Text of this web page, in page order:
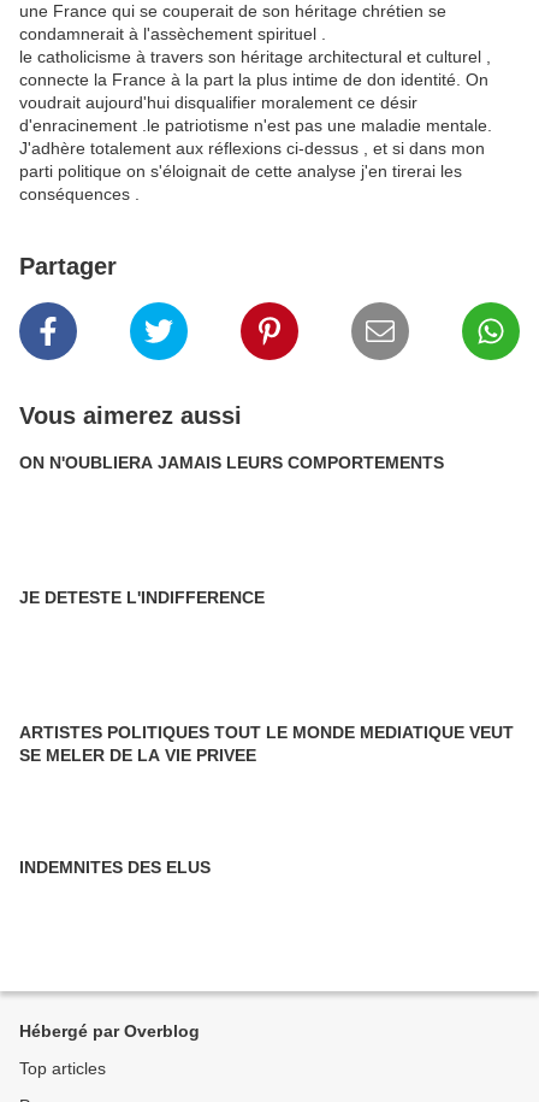
une France qui se couperait de son héritage chrétien se
condamnerait à l'assèchement spirituel .
le catholicisme à travers son héritage architectural et culturel ,
connecte la France à la part la plus intime de don identité. On
voudrait aujourd'hui disqualifier moralement ce désir
d'enracinement .le patriotisme n'est pas une maladie mentale.
J'adhère totalement aux réflexions ci-dessus , et si dans mon
parti politique on s'éloignait de cette analyse j'en tirerai les
conséquences .
Partager
Vous aimerez aussi
ON N'OUBLIERA JAMAIS LEURS COMPORTEMENTS
JE DETESTE L'INDIFFERENCE
ARTISTES POLITIQUES TOUT LE MONDE MEDIATIQUE VEUT
SE MELER DE LA VIE PRIVEE
INDEMNITES DES ELUS
Hébergé par Overblog
Top articles